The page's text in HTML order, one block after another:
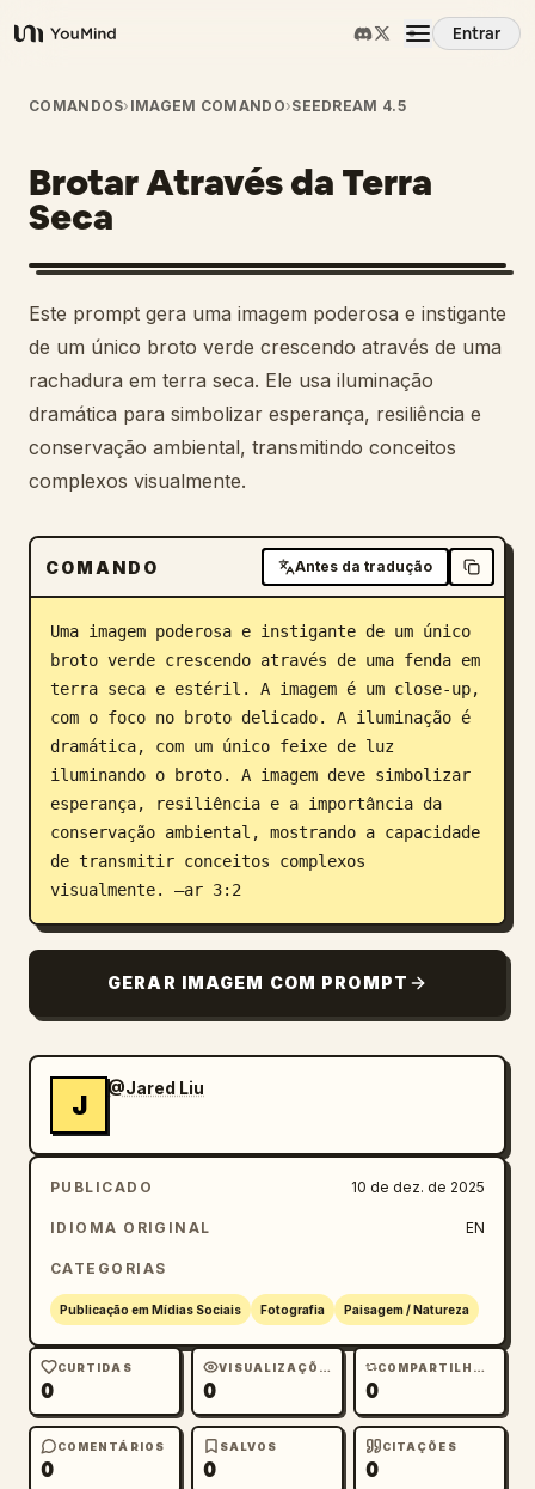
YouMind
Entrar
Visão Geral
Casos de Uso
Habilidades
Prompts
Preços
Baixar
Blog
Atualizações
COMANDOS› IMAGEM COMANDO›SEEDREAM 4.5
Brotar Através da Terra
Seca
Este prompt gera uma imagem poderosa e instigante
de um único broto verde crescendo através de uma
rachadura em terra seca. Ele usa iluminação
dramática para simbolizar esperança, resiliência e
conservação ambiental, transmitindo conceitos
complexos visualmente.
COMANDO Antes da tradução
Uma imagem poderosa e instigante de um único
broto verde crescendo através de uma fenda em
terra seca e estéril. A imagem é um close-up,
com o foco no broto delicado. A iluminação é
dramática, com um único feixe de luz
iluminando o broto. A imagem deve simbolizar
esperança, resiliência e a importância da
conservação ambiental, mostrando a capacidade
de transmitir conceitos complexos
visualmente. –ar 3:2
GERAR IMAGEM COM PROMPT
J
@Jared Liu
PUBLICADO 10 de dez. de 2025
IDIOMA ORIGINAL EN
CATEGORIAS
Publicação em Mídias Sociais Fotografia Paisagem / Natureza
CURTIDAS
0
VISUALIZAÇÕES
0
COMPARTILHAMENTOS
0
COMENTÁRIOS
0
SALVOS
0
CITAÇÕES
0